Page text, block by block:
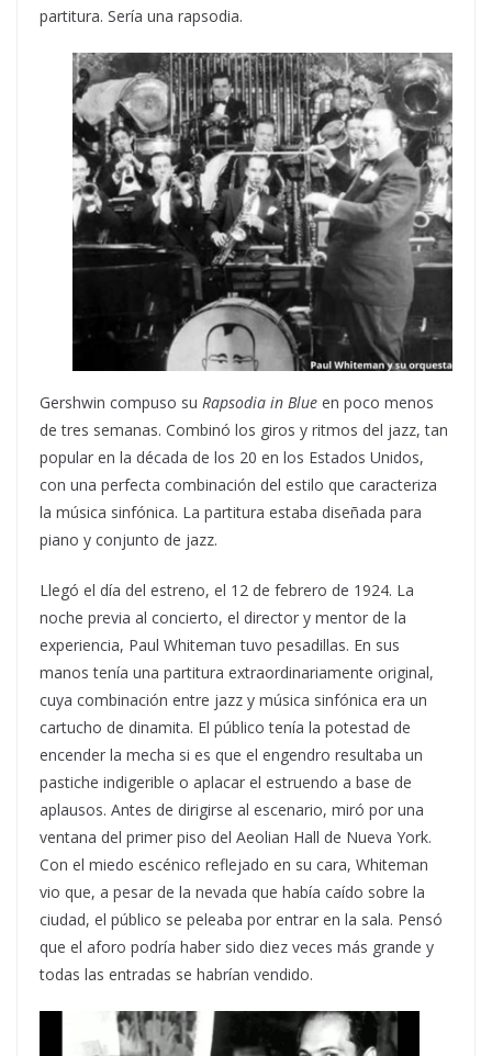
partitura. Sería una rapsodia.
Gershwin compuso su Rapsodia in Blue en poco menos
de tres semanas. Combinó los giros y ritmos del jazz, tan
popular en la década de los 20 en los Estados Unidos,
con una perfecta combinación del estilo que caracteriza
la música sinfónica. La partitura estaba diseñada para
piano y conjunto de jazz.
Llegó el día del estreno, el 12 de febrero de 1924. La
noche previa al concierto, el director y mentor de la
experiencia, Paul Whiteman tuvo pesadillas. En sus
manos tenía una partitura extraordinariamente original,
cuya combinación entre jazz y música sinfónica era un
cartucho de dinamita. El público tenía la potestad de
encender la mecha si es que el engendro resultaba un
pastiche indigerible o aplacar el estruendo a base de
aplausos. Antes de dirigirse al escenario, miró por una
ventana del primer piso del Aeolian Hall de Nueva York.
Con el miedo escénico reflejado en su cara, Whiteman
vio que, a pesar de la nevada que había caído sobre la
ciudad, el público se peleaba por entrar en la sala. Pensó
que el aforo podría haber sido diez veces más grande y
todas las entradas se habrían vendido.